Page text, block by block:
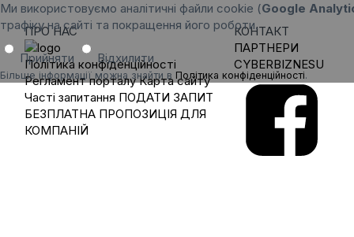
Ми використовуємо аналітичні файли cookie (Google
трафіку на сайті та покращення його роботи.
Прийняти Відхилити
Більше інформації можна знайти в Політика конфіденційності.
ПРО НАС
Політика конфіденційності
Регламент порталу Карта сайту
Часті запитання ПОДАТИ ЗАПИТ
БЕЗПЛАТНА ПРОПОЗИЦІЯ ДЛЯ
КОМПАНІЙ
КОНТАКТ
ПАРТНЕРИ
CYBERBIZNESU